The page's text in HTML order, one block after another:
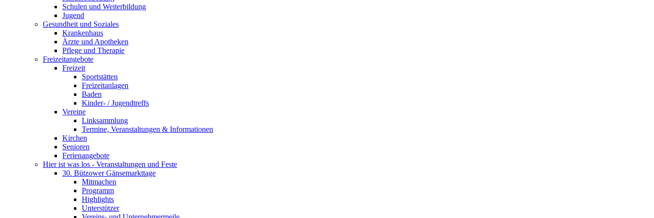
Schulen und Weiterbildung
Jugend
Gesundheit und Soziales
Krankenhaus
Ärzte und Apotheken
Pflege und Therapie
Freizeitangebote
Freizeit
Sportstätten
Freizeitanlagen
Baden
Kinder- / Jugendtreffs
Vereine
Linksammlung
Termine, Veranstaltungen & Informationen
Kirchen
Senioren
Ferienangebote
Hier ist was los - Veranstaltungen und Feste
30. Bützower Gänsemarkttage
Mitmachen
Programm
Highlights
Unterstützer